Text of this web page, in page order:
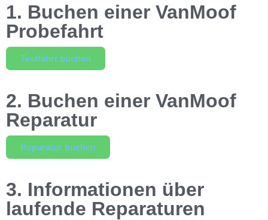
1. Buchen einer VanMoof
Probefahrt
Testfahrt buchen
2. Buchen einer VanMoof
Reparatur
Reparatur buchen
3. Informationen über
laufende Reparaturen